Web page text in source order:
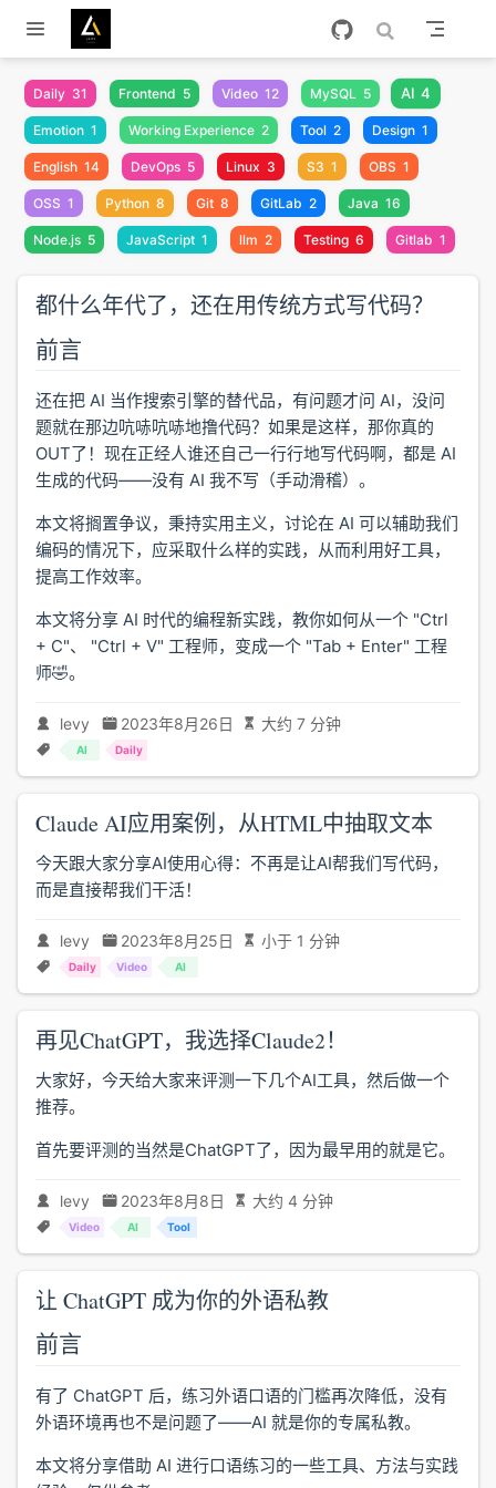
跳至主要內容
Daily 31 Frontend 5 Video 12 MySQL 5 AI 4
Emotion 1 Working Experience 2 Tool 2 Design 1
English 14 DevOps 5 Linux 3 S3 1 OBS 1
OSS 1 Python 8 Git 8 GitLab 2 Java 16
Node.js 5 JavaScript 1 llm 2 Testing 6 Gitlab 1
都什么年代了，还在用传统方式写代码？
前言
还在把 AI 当作搜索引擎的替代品，有问题才问 AI，没问
题就在那边吭哧吭哧地撸代码？如果是这样，那你真的
OUT了！现在正经人谁还自己一行行地写代码啊，都是 AI
生成的代码——没有 AI 我不写（手动滑稽）。
本文将搁置争议，秉持实用主义，讨论在 AI 可以辅助我们
编码的情况下，应采取什么样的实践，从而利用好工具，
提高工作效率。
本文将分享 AI 时代的编程新实践，教你如何从一个 "Ctrl
+ C"、 "Ctrl + V" 工程师，变成一个 "Tab + Enter" 工程
师🤣。
levy 2023年8月26日 大约 7 分钟
AI Daily
Claude AI应用案例，从HTML中抽取文本
今天跟大家分享AI使用心得：不再是让AI帮我们写代码，
而是直接帮我们干活！
levy 2023年8月25日 小于 1 分钟
Daily Video AI
再见ChatGPT，我选择Claude2！
大家好，今天给大家来评测一下几个AI工具，然后做一个
推荐。
首先要评测的当然是ChatGPT了，因为最早用的就是它。
levy 2023年8月8日 大约 4 分钟
Video AI Tool
让 ChatGPT 成为你的外语私教
前言
有了 ChatGPT 后，练习外语口语的门槛再次降低，没有
外语环境再也不是问题了——AI 就是你的专属私教。
本文将分享借助 AI 进行口语练习的一些工具、方法与实践